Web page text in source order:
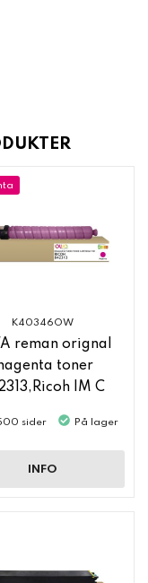
K40346OW
reman orignal
toner
IM C
sider På lager
INFO